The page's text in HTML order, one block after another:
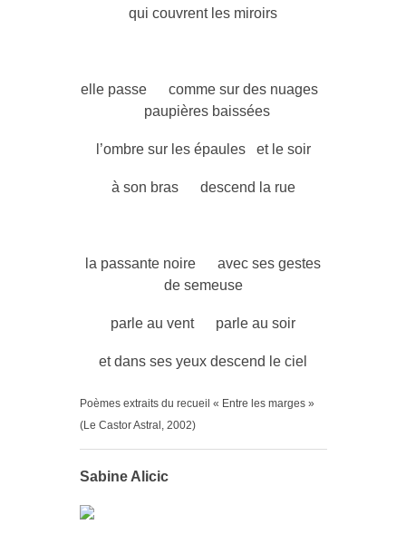
qui couvrent les miroirs
elle passe comme sur des nuages
paupières baissées
l’ombre sur les épaules et le soir
à son bras descend la rue
la passante noire avec ses gestes
de semeuse
parle au vent parle au soir
et dans ses yeux descend le ciel
Poèmes extraits du recueil « Entre les marges »
(Le Castor Astral, 2002)
Sabine Alicic